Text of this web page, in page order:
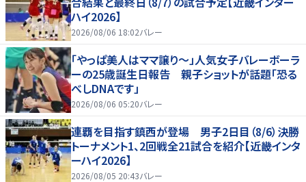
ハイ2026】
2026/08/06 18:02バレー
「やっぱ美人はママ譲り～」人気女子バレーボーラ
ーの25歳誕生日報告 親子ショットが話題「恐る
べしDNAです」
2026/08/06 05:20バレー
連覇を目指す鎮西が登場 男子2日目（8/6）決勝
トーナメント1、2回戦全21試合を紹介【近畿インタ
ーハイ2026】
2026/08/05 20:43バレー